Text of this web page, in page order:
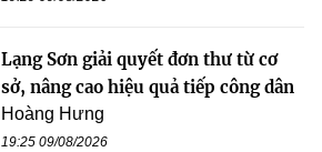
Lạng Sơn giải quyết đơn thư từ cơ
sở, nâng cao hiệu quả tiếp công dân
Hoàng Hưng
19:25 09/08/2026